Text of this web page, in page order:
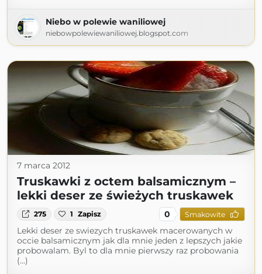
Niebo w polewie waniliowej
niebowpolewiewaniliowej.blogspot.com
7 marca 2012
Truskawki z octem balsamicznym –
lekki deser ze świeżych truskawek
275 1 Zapisz 0 Smakowite
Lekki deser ze swiezych truskawek macerowanych w
occie balsamicznym jak dla mnie jeden z lepszych jakie
probowalam. Byl to dla mnie pierwszy raz probowania
(...)